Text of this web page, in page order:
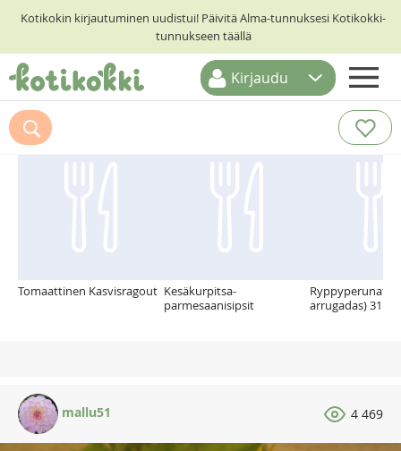
Kotikokin kirjautuminen uudistui! Päivitä Alma-tunnuksesi Kotikokki-
tunnukseen täällä
ETUSIVU
RESEPTIHAKU
Kirjaudu
Suosittelemme myös
Tomaattinen Kasvisragout Kesäkurpitsa-
parmesaanisipsit
Ryppyperunat
arrugadas)
mallu51 4 469